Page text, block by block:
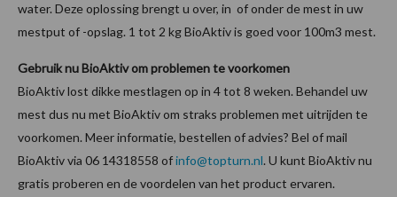
water. Deze oplossing brengt u over, in of onder de mest in uw
mestput of -opslag. 1 tot 2 kg BioAktiv is goed voor 100m3 mest.
Gebruik nu BioAktiv om problemen te voorkomen
BioAktiv lost dikke mestlagen op in 4 tot 8 weken. Behandel uw
mest dus nu met BioAktiv om straks problemen met uitrijden te
voorkomen. Meer informatie, bestellen of advies? Bel of mail
BioAktiv via 06 14318558 ofinfo@topturn.nl. U kunt BioAktiv nu
gratis proberen en de voordelen van het product ervaren.